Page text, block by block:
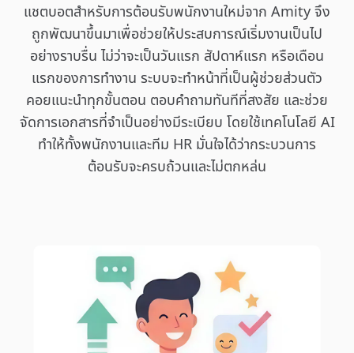
แชตบอตสำหรับการต้อนรับพนักงานใหม่จาก Amity จึง
ถูกพัฒนาขึ้นมาเพื่อช่วยให้ประสบการณ์เริ่มงานเป็นไป
อย่างราบรื่น ไม่ว่าจะเป็นวันแรก สัปดาห์แรก หรือเดือน
แรกของการทำงาน ระบบจะทำหน้าที่เป็นผู้ช่วยส่วนตัว
คอยแนะนำทุกขั้นตอน ตอบคำถามทันทีที่สงสัย และช่วย
จัดการเอกสารที่จำเป็นอย่างมีระเบียบ โดยใช้เทคโนโลยี AI
ทำให้ทั้งพนักงานและทีม HR มั่นใจได้ว่ากระบวนการ
ต้อนรับจะครบถ้วนและไม่ตกหล่น